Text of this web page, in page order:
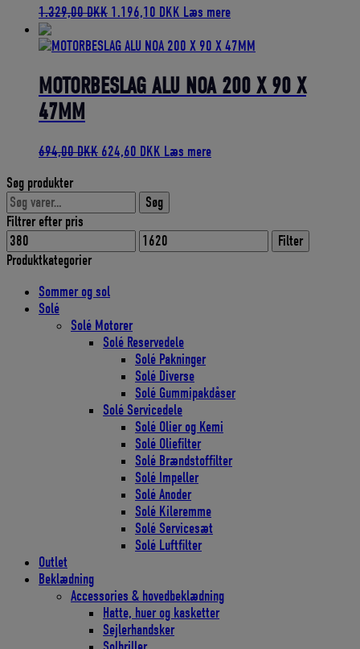
1.329,00DKK Den
pris
1.329,00 DKK.
1.196,10 DKK Den
pris
1.196,10 DKK.
Læs mere
MOTORBESLAG ALU NOA 200 X 90 X
47MM
694,00DKK Den
694,00 DKK.
624,60 DKK Den
er:
624,60 DKK.
Læs mere
Søg produkter
Søg
efter:
Søg
Filtrer efter pris
Mindste
pris
Højeste
pris
Filter
Produktkategorier
Sommer og sol
Solé
Solé Motorer
Solé Reservedele
Solé Pakninger
Solé Diverse
Solé Gummipakdåser
Solé Servicedele
Solé Olier og Kemi
Solé Oliefilter
Solé Brændstoffilter
Solé Impeller
Solé Anoder
Solé Kileremme
Solé Servicesæt
Solé Luftfilter
Outlet
Beklædning
Accessories & hovedbeklædning
Hatte, huer og kasketter
Sejlerhandsker